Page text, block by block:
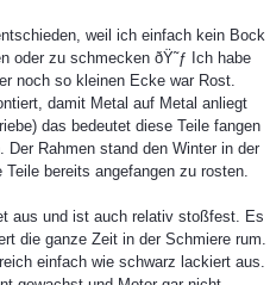
weil ich einfach kein Bock
oder zu schmecken ðŸ˜ƒ Ich habe
noch so kleinen Ecke war Rost.
damit Metal auf Metal anliegt
das bedeutet diese Teile fangen
Rahmen stand den Winter in der
bereits angefangen zu rosten.
aus und ist auch relativ stoßfest. Es
die ganze Zeit in der Schmiere rum.
einfach wie schwarz lackiert aus.